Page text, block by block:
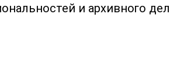
и архивного